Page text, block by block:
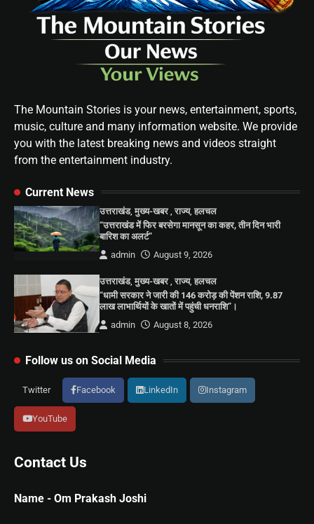
The Mountain Stories is your news, entertainment, sports,
music, culture and many information website. We provide
you with the latest breaking news and videos straight
from the entertainment industry.
Current News
उत्तराखंड,मुख्य-खबर ,राज्य,हलचल
“उत्तराखंड में फिर बरसेगा मानसून का कहर, तीन दिन भारी
बारिश का अलर्ट”
admin
August 9, 2026
उत्तराखंड,मुख्य-खबर,राज्य,हलचल
“धामी सरकार ने जारी की 146 करोड़ की पेंशन राशि, 9.87
लाख लाभार्थियों के खातों में पहुंची धनराशि”।
admin
August 8, 2026
Follow us on Social Media
Twitter Facebook LinkedIn Instagram
YouTube
Contact Us
Name - Om Prakash Joshi